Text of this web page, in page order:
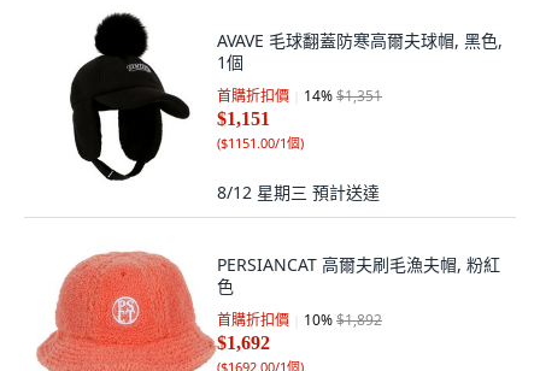
AVAVE 毛球翻蓋防寒高爾夫球帽, 黑色,
1個
首購折扣價 14%$1,351
$1,151
($1151.00/1個)
8/12 星期三 預計送達
PERSIANCAT 高爾夫刷毛漁夫帽, 粉紅
色
首購折扣價 10%$1,892
$1,692
($1692.00/1個)